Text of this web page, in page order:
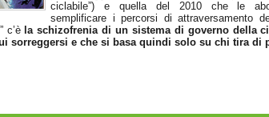
ciclabile”) e quella del 2010 che le
semplificare i percorsi di attraversamento
c’è la schizofrenia di un sistema di governo della
sorreggersi e che si basa quindi solo su chi tira di